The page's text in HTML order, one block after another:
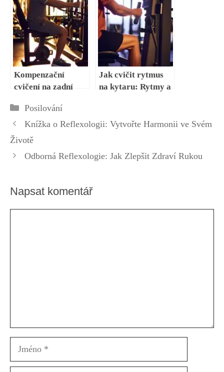
štíhlé nohy
maximální pohodlí!
Kompenzační
cvičení na zadní
k prevenci zranění
Jak cvičit rytmus
na kytaru: Rytmy a
Rubriky
Posilování
Knížka o Reflexologii: Vytvořte Harmonii ve Svém
Životě
Odborná Reflexologie: Jak Zlepšit Zdraví Rukou
Napsat komentář
Jméno